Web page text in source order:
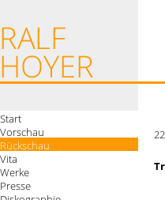
Start
Vorschau
Rückschau
Vita
Werke
Presse